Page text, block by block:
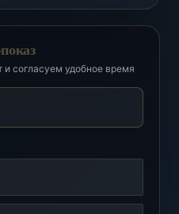
согласуем удобное время